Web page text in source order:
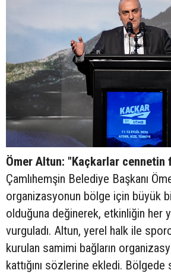
Ömer Altun: "Kaçkarlar cennetin
Çamlıhemşin Belediye Başkanı
organizasyonun bölge için büyük
olduğuna değinerek, etkinliğin her
vurguladı. Altun, yerel halk ile
kurulan samimi bağların
kattığını sözlerine ekledi.